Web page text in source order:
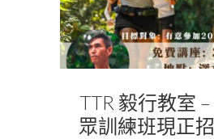
TTR 毅行教室
眾訓練班現正